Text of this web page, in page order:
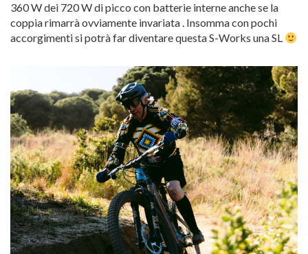
360 W dei 720 W di picco con batterie interne anche se la
coppia rimarrà ovviamente invariata . Insomma con pochi
accorgimenti si potrà far diventare questa S-Works una SL